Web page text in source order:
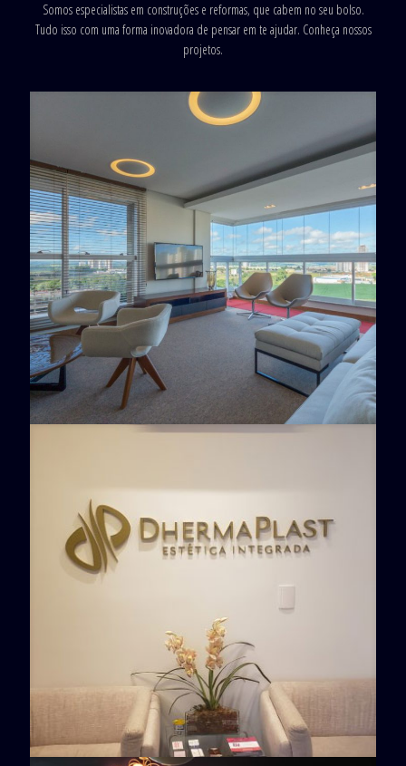
Somos especialistas em construções e reformas, que cabem no seu bolso.
Tudo isso com uma forma inovadora de pensar em te ajudar. Conheça nossos
projetos.